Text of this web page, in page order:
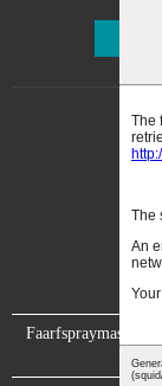
Faarfspraymaschinn